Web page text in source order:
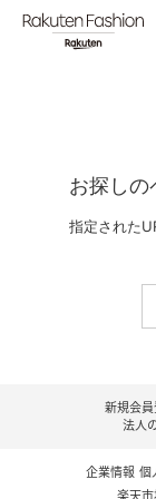
お探しの
指定された
新規会
法人
企業情報 個
楽天